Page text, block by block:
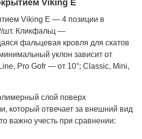
Viking E
Viking E — 4 позиции в
шт. Кликфальц —
фальцевая кровля для скатов
уклон зависит от
Pro Gofr — от 10°; Classic, Mini,
слой поверх
который отвечает за внешний вид
важно учесть при сравнении: